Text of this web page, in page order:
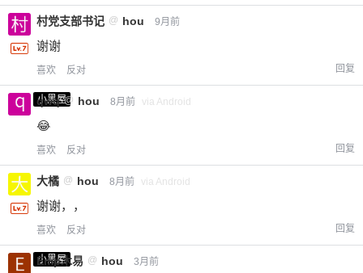
村党支部书记 @ hou 9月前
谢谢
喜欢 反对 回复
小黑屋
qwq @ hou 8月前 via Android
😂
喜欢 反对 回复
大橘 @ hou 8月前 via Android
谢谢，，
喜欢 反对 回复
小黑屋
Emp木易 @ hou 3月前